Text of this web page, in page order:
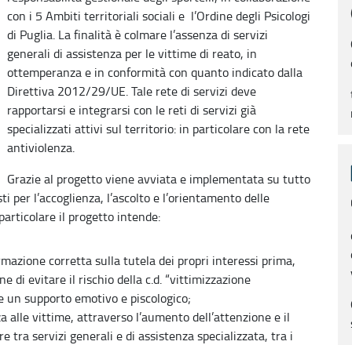
con i 5 Ambiti territoriali sociali e l’Ordine degli Psicologi
di Puglia. La finalità è colmare l’assenza di servizi
generali di assistenza per le vittime di reato, in
ottemperanza e in conformità con quanto indicato dalla
Direttiva 2012/29/UE. Tale rete di servizi deve
rapportarsi e integrarsi con le reti di servizi già
specializzati attivi sul territorio: in particolare con la rete
antiviolenza.
Grazie al progetto viene avviata e implementata su tutto
l’accoglienza, l’ascolto e l’orientamento delle
il progetto intende:
corretta sulla tutela dei propri interessi prima,
di evitare il rischio della c.d. “vittimizzazione
un supporto emotivo e piscologico;
alle vittime, attraverso l’aumento dell’attenzione e il
tra servizi generali e di assistenza specializzata, tra i